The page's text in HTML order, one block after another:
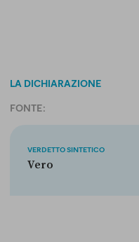
LA DICHIARAZIONE
FONTE:
VERDETTO SINTETICO
Vero